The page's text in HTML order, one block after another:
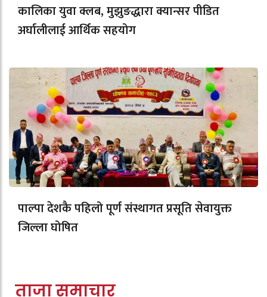
कालिका युवा क्लब, मुझुङद्धारा क्यान्सर पीडित
अर्घालीलाई आर्थिक सहयोग
पाल्पा देशकै पहिलो पूर्ण संस्थागत प्रसूति सेवायुक्त
जिल्ला घोषित
ताजा समाचार